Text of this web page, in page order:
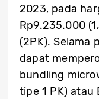
2023, pada
Rp9.235.000
(2PK). Selama
dapat
bundling
tipe 1 PK) atau